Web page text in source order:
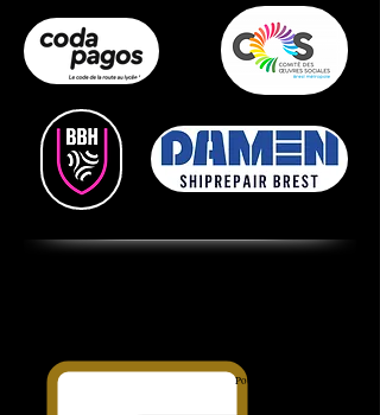
Pour voir les avis ou donner le